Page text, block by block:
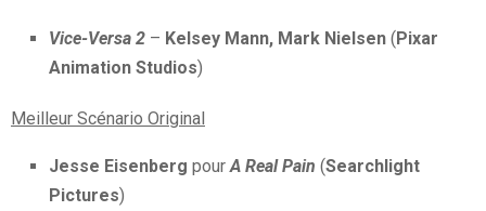
Vice-Versa 2 – Kelsey Mann, Mark Nielsen (Pixar
Animation Studios)
Meilleur Scénario Original
Jesse Eisenberg pourA Real Pain (Searchlight
Pictures)